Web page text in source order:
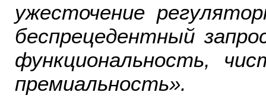
ужесточение
беспрецедентный
функциональность,
премиальность».